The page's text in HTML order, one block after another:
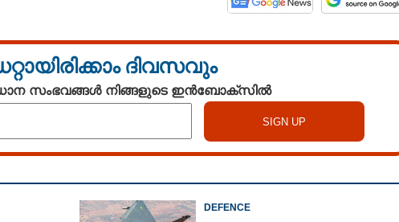
ദിവസവും
സംഭവങ്ങൾ നിങ്ങളുടെ ഇൻബോക്സിൽ
DEFENCE